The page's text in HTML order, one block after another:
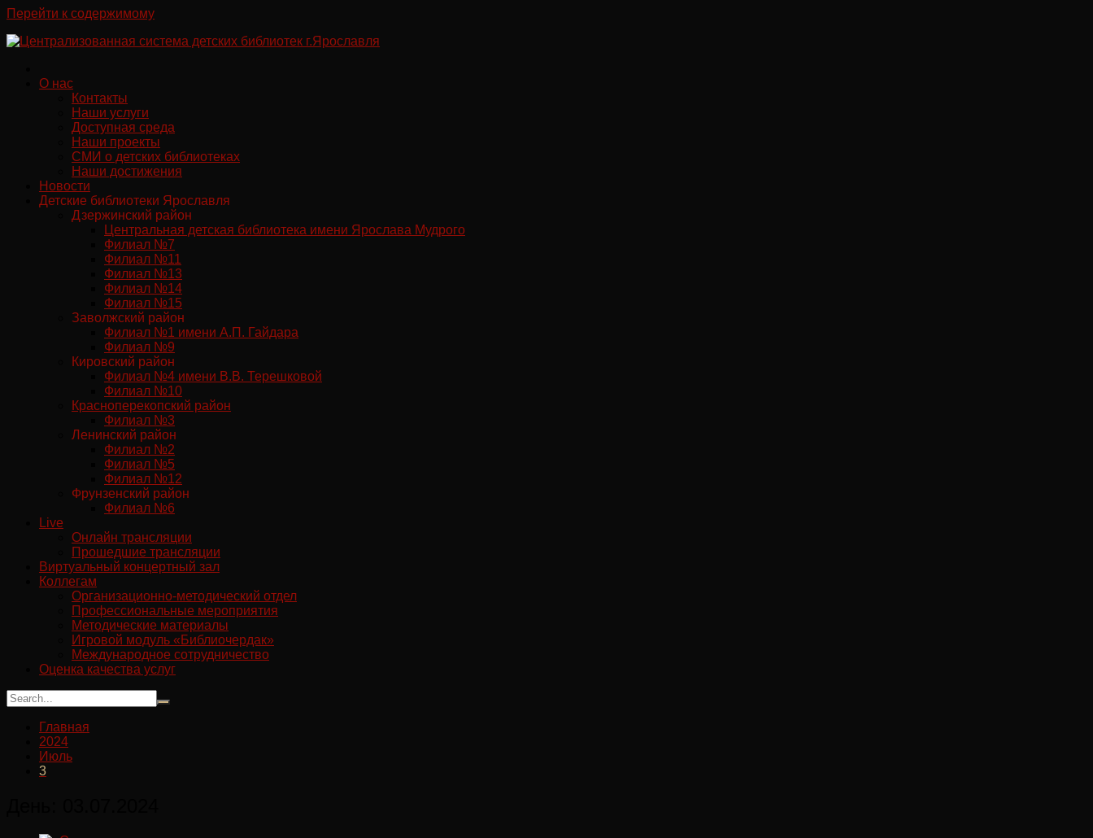
Перейти к содержимому
О нас
Контакты
Наши услуги
Доступная среда
Наши проекты
СМИ о детских библиотеках
Наши достижения
Новости
Детские библиотеки Ярославля
Дзержинский район
Центральная детская библиотека имени Ярослава Мудрого
Филиал №7
Филиал №11
Филиал №13
Филиал №14
Филиал №15
Заволжский район
Филиал №1 имени А.П. Гайдара
Филиал №9
Кировский район
Филиал №4 имени В.В. Терешковой
Филиал №10
Красноперекопский район
Филиал №3
Ленинский район
Филиал №2
Филиал №5
Филиал №12
Фрунзенский район
Филиал №6
Live
Онлайн трансляции
Прошедшие трансляции
Виртуальный концертный зал
Коллегам
Организационно-методический отдел
Профессиональные мероприятия
Методические материалы
Игровой модуль «Библиочердак»
Международное сотрудничество
Оценка качества услуг
Главная
2024
Июль
3